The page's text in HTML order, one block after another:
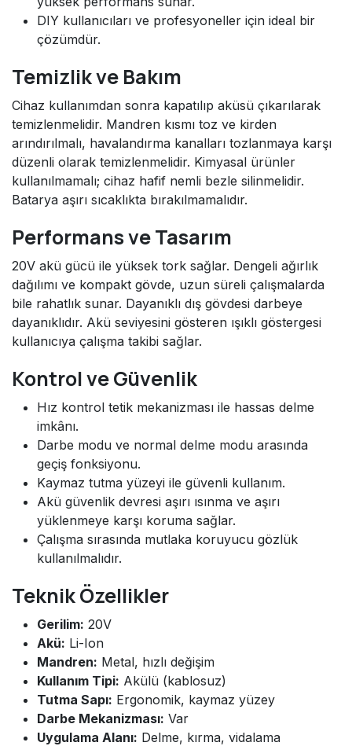
DIY kullanıcıları ve profesyoneller için ideal bir
çözümdür.
Temizlik ve Bakım
Cihaz kullanımdan sonra kapatılıp aküsü çıkarılarak
temizlenmelidir. Mandren kısmı toz ve kirden
arındırılmalı, havalandırma kanalları tozlanmaya karşı
düzenli olarak temizlenmelidir. Kimyasal ürünler
kullanılmamalı; cihaz hafif nemli bezle silinmelidir.
Batarya aşırı sıcaklıkta bırakılmamalıdır.
Performans ve Tasarım
20V akü gücü ile yüksek tork sağlar. Dengeli ağırlık
dağılımı ve kompakt gövde, uzun süreli çalışmalarda
bile rahatlık sunar. Dayanıklı dış gövdesi darbeye
dayanıklıdır. Akü seviyesini gösteren ışıklı göstergesi
kullanıcıya çalışma takibi sağlar.
Kontrol ve Güvenlik
Hız kontrol tetik mekanizması ile hassas delme
imkânı.
Darbe modu ve normal delme modu arasında
geçiş fonksiyonu.
Kaymaz tutma yüzeyi ile güvenli kullanım.
Akü güvenlik devresi aşırı ısınma ve aşırı
yüklenmeye karşı koruma sağlar.
Çalışma sırasında mutlaka koruyucu gözlük
kullanılmalıdır.
Teknik Özellikler
Gerilim: 20V
Akü: Li-Ion
Mandren: Metal, hızlı değişim
Kullanım Tipi: Akülü (kablosuz)
Tutma Sapı: Ergonomik, kaymaz yüzey
Darbe Mekanizması: Var
Uygulama Alanı: Delme, kırma, vidalama